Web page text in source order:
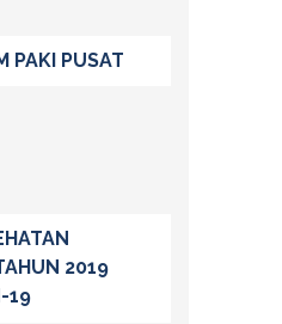
PAKI PUSAT
2019
19